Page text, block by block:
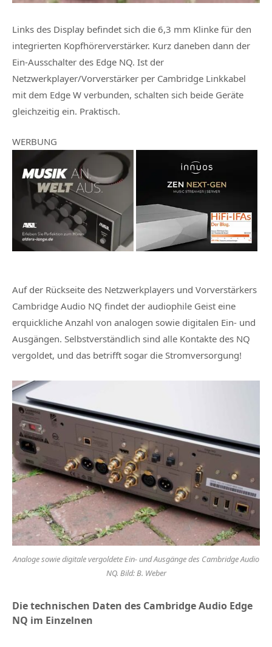
Links des Display befindet sich die 6,3 mm Klinke für den
integrierten Kopfhörerverstärker. Kurz daneben dann der
Ein-Ausschalter des Edge NQ. Ist der
Netzwerkplayer/Vorverstärker per Cambridge Linkkabel
mit dem Edge W verbunden, schalten sich beide Geräte
gleichzeitig ein. Praktisch.
WERBUNG
Auf der Rückseite des Netzwerkplayers und Vorverstärkers
Cambridge Audio NQ findet der audiophile Geist eine
erquickliche Anzahl von analogen sowie digitalen Ein- und
Ausgängen. Selbstverständlich sind alle Kontakte des NQ
vergoldet, und das betrifft sogar die Stromversorgung!
Analoge sowie digitale vergoldete Ein- und Ausgänge des Cambridge Audio
NQ. Bild: B. Weber
Die technischen Daten des Cambridge Audio Edge
NQ im Einzelnen